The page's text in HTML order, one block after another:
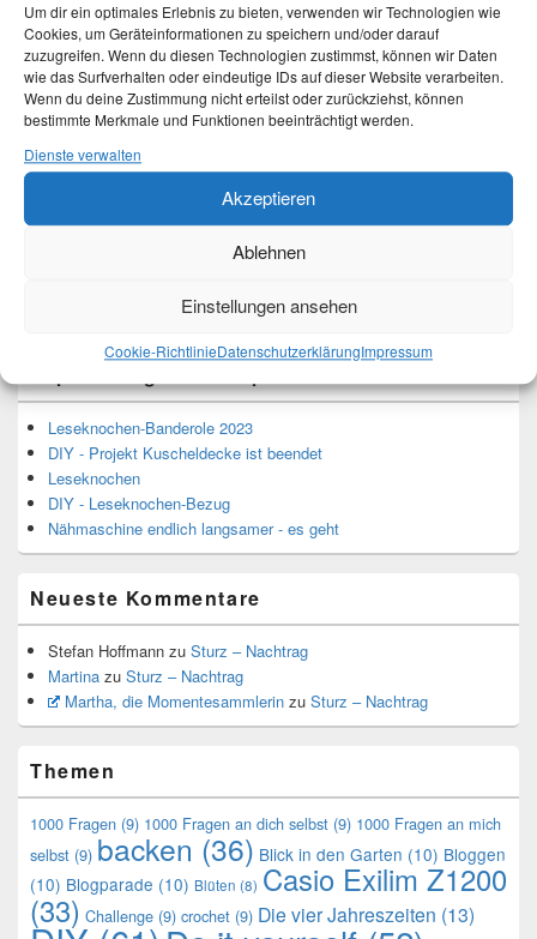
Um dir ein optimales Erlebnis zu bieten, verwenden wir Technologien wie
Cookies, um Geräteinformationen zu speichern und/oder darauf
zuzugreifen. Wenn du diesen Technologien zustimmst, können wir Daten
wie das Surfverhalten oder eindeutige IDs auf dieser Website verarbeiten.
Wenn du deine Zustimmung nicht erteilst oder zurückziehst, können
bestimmte Merkmale und Funktionen beeinträchtigt werden.
Dienste verwalten
Akzeptieren
Ablehnen
Einstellungen ansehen
Cookie-RichtlinieDatenschutzerklärungImpressum
Neueste Beiträge
Hochzeitstage und ihre Bedeutung
Sturz – Nachtrag
Sturz mit Folgen
Gibt es was Neues?
Älter werden
Leseknochen-Banderole 2023
DIY - Projekt Kuscheldecke ist beendet
Leseknochen
DIY - Leseknochen-Bezug
Nähmaschine endlich langsamer - es geht
Neueste Kommentare
Stefan Hoffmann zu Sturz – Nachtrag
Martina zu Sturz – Nachtrag
Martha, die Momentesammlerinzu Sturz – Nachtrag
Themen
1000 Fragen (9) 1000 Fragen an dich selbst (9) 1000 Fragen an mich
selbst (9) backen (36) Blick in den Garten (10) Bloggen
(10) Blogparade (10) Blüten (8) Casio Exilim Z1200
(33) Challenge (9) crochet (9) Die vier Jahreszeiten (13)